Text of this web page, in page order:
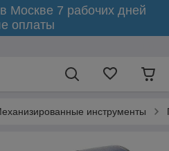
Москве 7 рабочих дней
оплаты
инструменты